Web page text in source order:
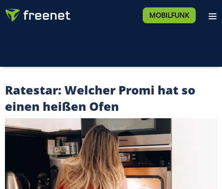
MOBILFUNK
Ratestar: Welcher Promi hat so
einen heißen Ofen